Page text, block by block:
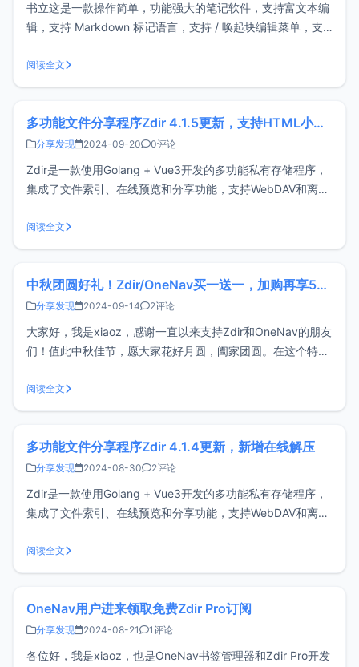
书立这是一款操作简单，功能强大的笔记软件，支持富文本编
辑，支持 Markdown 标记语言，支持 / 唤起块编辑菜单，支
软件，此软件非xiaoz开发，请根据自身使用情况选择！下载
与使用下载与安装目前书立支持Windows、Linux和ma
阅读全文
多功能文件分享程序Zdir 4.1.5更新，支持HTML小工具
分享发现 2024-09-20 0评论
Zdir是一款使用Golang + Vue3开发的多功能私有存储程序，
集成了文件索引、在线预览和分享功能，支持WebDAV和离线
作室和小团队分享文件的理想选择。官网：
https://www.zdir.pro/zh/购买订阅：https://s
阅读全文
中秋团圆好礼！Zdir/OneNav买一送一，加购再享5折优惠
分享发现 2024-09-14 2评论
大家好，我是xiaoz，感谢一直以来支持Zdir和OneNav的朋友
们！值此中秋佳节，愿大家花好月圆，阖家团圆。在这个特别
中秋促销活动，活动详情如下。活动详情Zdir活动时间：
2024.09.14——2024.09.18活动期间新购Zdi
阅读全文
多功能文件分享程序Zdir 4.1.4更新，新增在线解压
分享发现 2024-08-30 2评论
Zdir是一款使用Golang + Vue3开发的多功能私有存储程序，
集成了文件索引、在线预览和分享功能，支持WebDAV和离线
作室和小团队分享文件的理想选择。官网：
https://www.zdir.pro/zh/购买订阅：https://s
阅读全文
OneNav用户进来领取免费Zdir Pro订阅
分享发现 2024-08-21 1评论
各位好，我是xiaoz，也是OneNav书签管理器和Zdir Pro开发